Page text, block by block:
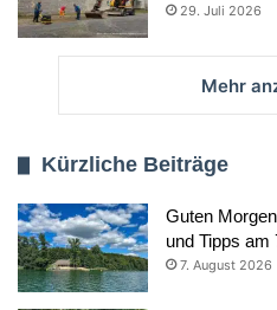
29. Juli 2026
Mehr
Kürzliche Beiträge
Guten
und Tipps am
7. August 2026